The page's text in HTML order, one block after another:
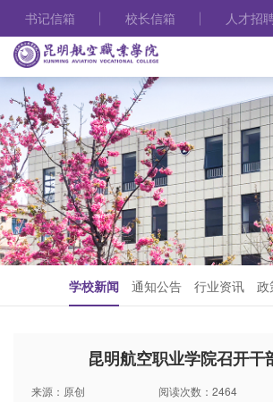
书记信箱 校长信箱 人才招
学校新闻 通知公告 行业资讯 政
昆明航空职业学院召开干
来源：原创 阅读次数：2464